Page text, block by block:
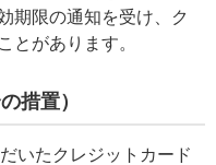
期限の通知を受け、ク
とがあります。
措置）
いたクレジットカード